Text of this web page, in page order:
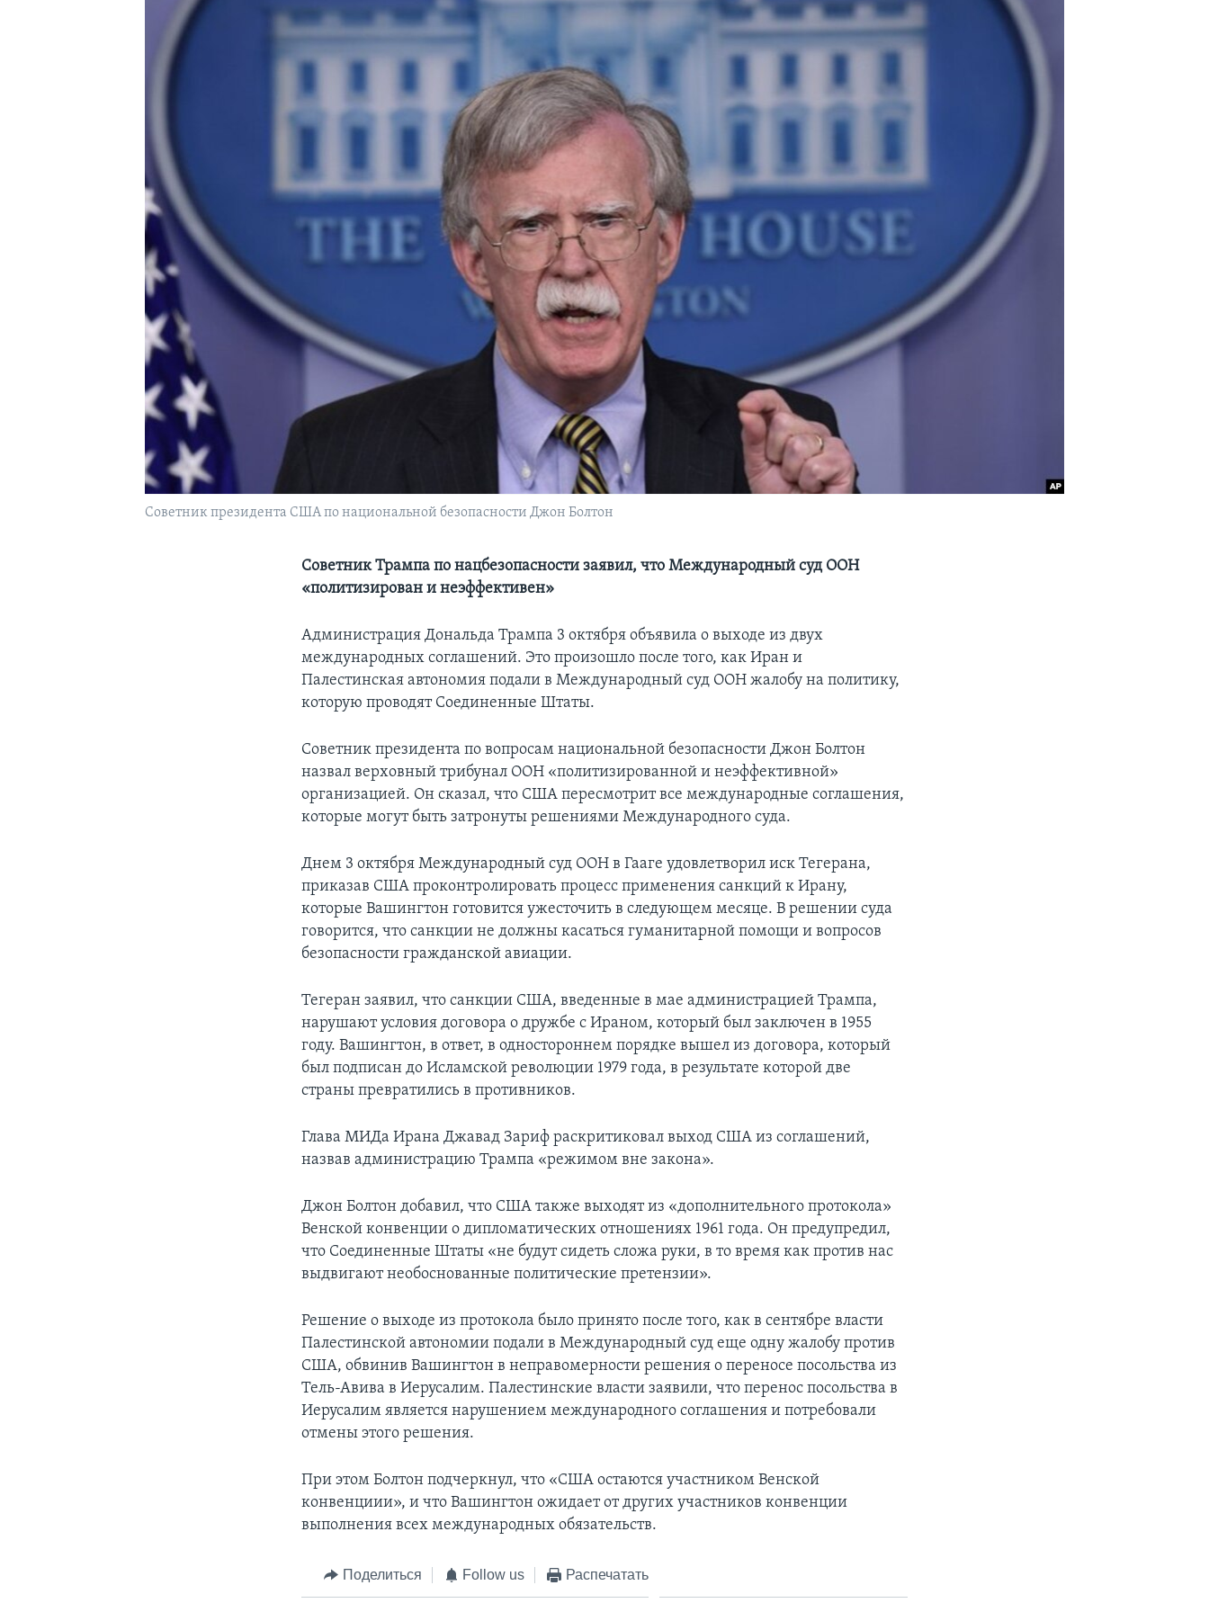
Советник президента США по национальной безопасности Джон Болтон
Советник Трампа по нацбезопасности заявил, что Международный суд ООН
«политизирован и неэффективен»
Администрация Дональда Трампа 3 октября объявила о выходе из двух
международных соглашений. Это произошло после того, как Иран и
Палестинская автономия подали в Международный суд ООН жалобу на политику,
которую проводят Соединенные Штаты.
Советник президента по вопросам национальной безопасности Джон Болтон
назвал верховный трибунал ООН «политизированной и неэффективной»
организацией. Он сказал, что США пересмотрит все международные соглашения,
которые могут быть затронуты решениями Международного суда.
Днем 3 октября Международный суд ООН в Гааге удовлетворил иск Тегерана,
приказав США проконтролировать процесс применения санкций к Ирану,
которые Вашингтон готовится ужесточить в следующем месяце. В решении суда
говорится, что санкции не должны касаться гуманитарной помощи и вопросов
безопасности гражданской авиации.
Тегеран заявил, что санкции США, введенные в мае администрацией Трампа,
нарушают условия договора о дружбе с Ираном, который был заключен в 1955
году. Вашингтон, в ответ, в одностороннем порядке вышел из договора, который
был подписан до Исламской революции 1979 года, в результате которой две
страны превратились в противников.
Глава МИДа Ирана Джавад Зариф раскритиковал выход США из соглашений,
назвав администрацию Трампа «режимом вне закона».
Джон Болтон добавил, что США также выходят из «дополнительного протокола»
Венской конвенции о дипломатических отношениях 1961 года. Он предупредил,
что Соединенные Штаты «не будут сидеть сложа руки, в то время как против нас
выдвигают необоснованные политические претензии».
Решение о выходе из протокола было принято после того, как в сентябре власти
Палестинской автономии подали в Международный суд еще одну жалобу против
США, обвинив Вашингтон в неправомерности решения о переносе посольства из
Тель-Авива в Иерусалим. Палестинские власти заявили, что перенос посольства в
Иерусалим является нарушением международного соглашения и потребовали
отмены этого решения.
При этом Болтон подчеркнул, что «США остаются участником Венской
конвенциии», и что Вашингтон ожидает от других участников конвенции
выполнения всех международных обязательств.
Поделиться Follow us Распечатать